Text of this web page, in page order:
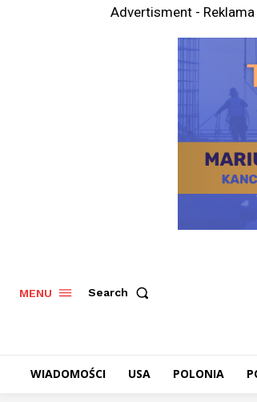
Advertisment - Reklama
MENU Search
WIADOMOŚCI USA POLONIA